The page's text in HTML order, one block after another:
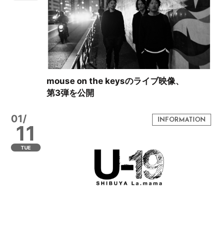
mouse on the keysのライブ映像、
第3弾を公開
01/
11
TUE